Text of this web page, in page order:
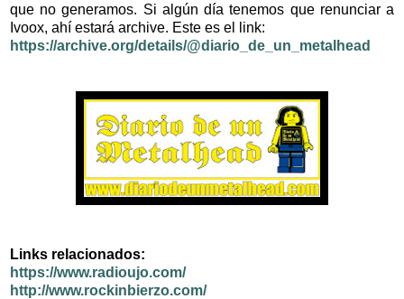
que no generamos. Si algún día tenemos que renunciar a
Ivoox, ahí estará archive. Este es el link:
https://archive.org/details/@diario_de_un_metalhead
Links relacionados:
https://www.radioujo.com/
http://www.rockinbierzo.com/